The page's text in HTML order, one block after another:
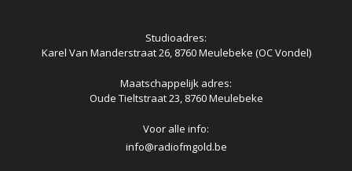
Studioadres:
Karel Van Manderstraat 26, 8760 Meulebeke (OC Vondel)
Maatschappelijk adres:
Oude Tieltstraat 23, 8760 Meulebeke
Voor alle info:
info@radiofmgold.be